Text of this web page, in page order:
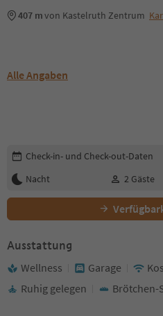
407 mvon Kastelruth Zentrum
Alle Angaben
Buchungsdetails bearbeiten
Check-in- und Check-out-Daten
Nacht
2 Gäste
Ausstattung
Wellness Garage
Ruhig gelegen
Brötchen-